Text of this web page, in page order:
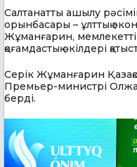
Салтанатты ашылу
орынбасары – ұлттық
Жұманғарин,
қоғамдастық өкілдері
Серік Жұманғарин
Премьер-министрі
берді.